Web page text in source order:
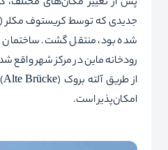
جدیدی که توسط کریستوف مکلر (
شده بود، منتقل گشت.
رودخانه ماین در مرکز شهر
از طریق آلته بروک (Alte Brücke
امکان‌پذیر است.